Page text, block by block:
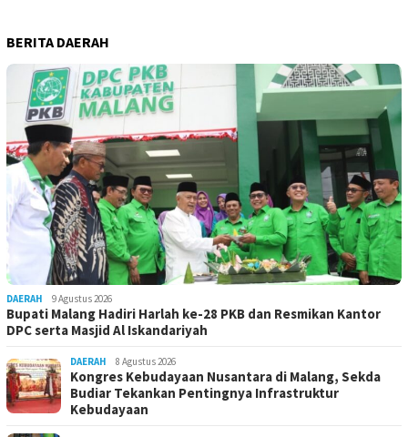
BERITA DAERAH
DAERAH 9 Agustus 2026
Bupati Malang Hadiri Harlah ke-28 PKB dan Resmikan Kantor
DPC serta Masjid Al Iskandariyah
DAERAH 8 Agustus 2026
Kongres Kebudayaan Nusantara di Malang, Sekda
Budiar Tekankan Pentingnya Infrastruktur
Kebudayaan